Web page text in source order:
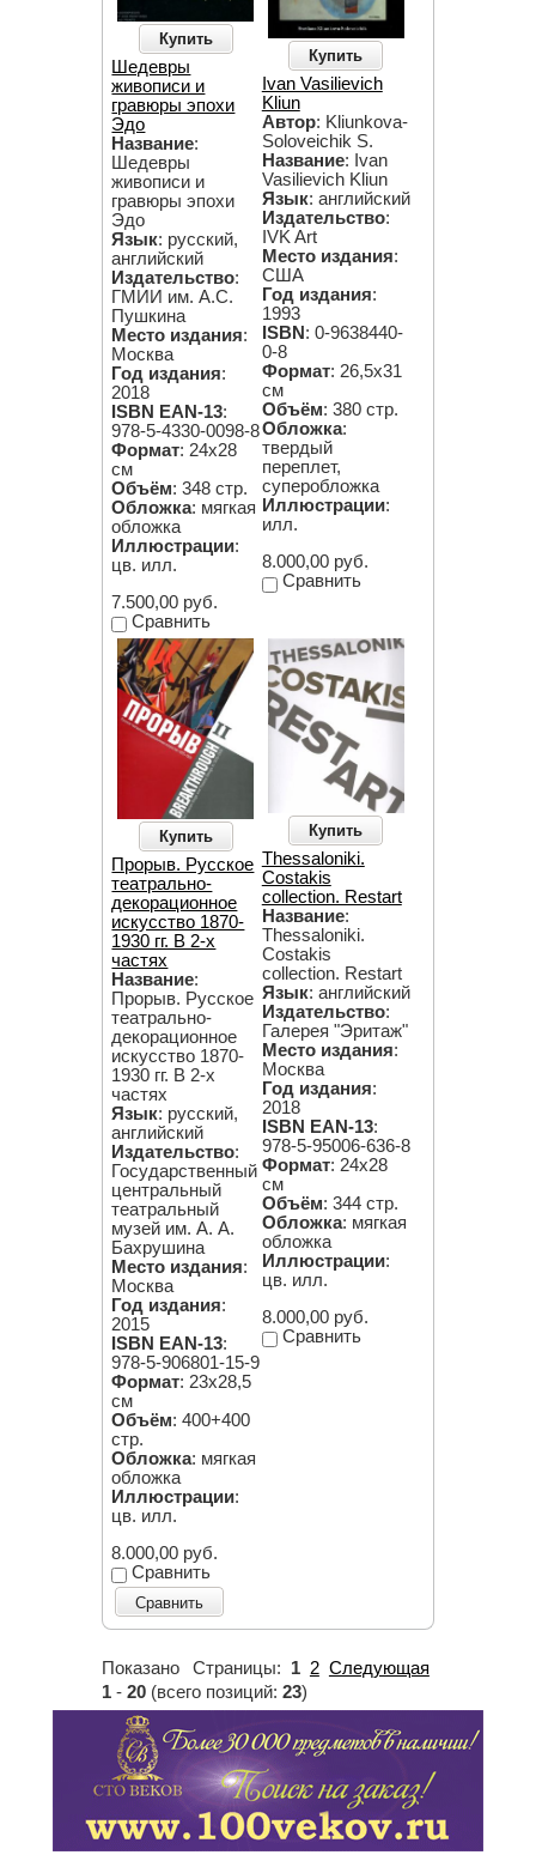
Купить
Шедевры
живописи и
гравюры эпохи
Эдо
Название:
Шедевры
живописи и
гравюры эпохи
Эдо
Язык: русский,
английский
Издательство:
ГМИИ им. А.С.
Пушкина
Место издания:
Москва
Год издания:
2018
ISBN EAN-13:
978-5-4330-0098-8
Формат: 24х28
см
Объём: 348 стр.
Обложка: мягкая
обложка
Иллюстрации:
цв. илл.
7.500,00 руб.
Сравнить
Купить
Ivan Vasilievich
Kliun
Автор: Kliunkova-
Soloveichik S.
Название: Ivan
Vasilievich Kliun
Язык: английский
Издательство:
IVK Art
Место издания:
США
Год издания:
1993
ISBN : 0-9638440-
0-8
Формат: 26,5х31
см
Объём: 380 стр.
Обложка:
твердый
переплет,
суперобложка
Иллюстрации:
илл.
8.000,00 руб.
Сравнить
Купить
Прорыв. Русское
театрально-
декорационное
искусство 1870-
1930 гг. В 2-х
частях
Название:
Прорыв. Русское
театрально-
декорационное
искусство 1870-
1930 гг. В 2-х
частях
Язык: русский,
английский
Издательство:
Государственный
центральный
театральный
музей им. А. А.
Бахрушина
Место издания:
Москва
Год издания:
2015
ISBN EAN-13:
978-5-906801-15-9
Формат: 23х28,5
см
Объём: 400+400
стр.
Обложка: мягкая
обложка
Иллюстрации:
цв. илл.
8.000,00 руб.
Сравнить
Купить
Thessaloniki.
Costakis
collection. Restart
Название:
Thessaloniki.
Costakis
collection. Restart
Язык: английский
Издательство:
Галерея "Эритаж"
Место издания:
Москва
Год издания:
2018
ISBN EAN-13:
978-5-95006-636-8
Формат: 24х28
см
Объём: 344 стр.
Обложка: мягкая
обложка
Иллюстрации:
цв. илл.
8.000,00 руб.
Сравнить
Сравнить
Страницы: 1 2 Следующая
Показано
1 -20 (всего позиций:23)